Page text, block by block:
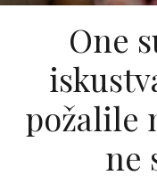
One
požalile
ne